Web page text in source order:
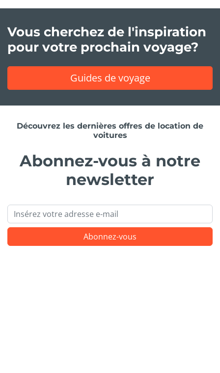
Vous cherchez de l'inspiration
pour votre prochain voyage?
Guides de voyage
Découvrez les dernières offres de location de
voitures
Abonnez-vous à notre
newsletter
Email
Abonnez-vous